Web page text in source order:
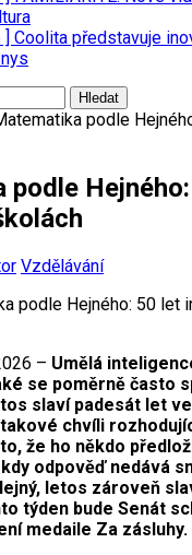
] Coolita představuje
podle
podle
Vzdělávání
– Umělá
se poměrně často
slaví padesát let
chvíli
že ho někdo
odpověď nedává
letos zároveň
týden bude Senát
medaile Za zásluhy.